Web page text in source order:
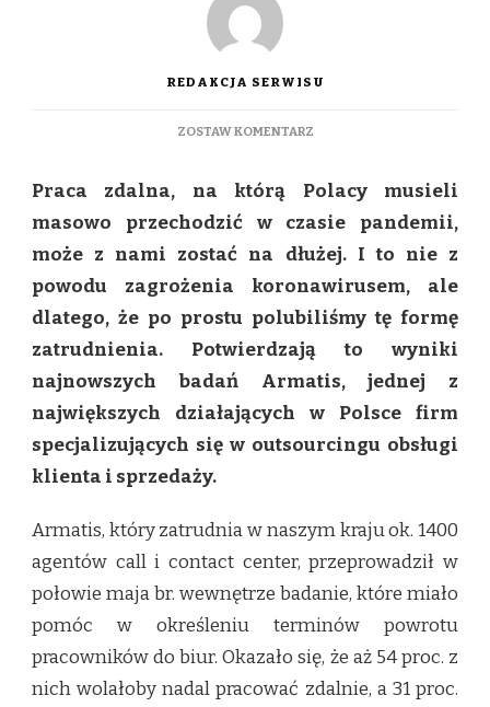
REDAKCJA SERWISU
ZOSTAW KOMENTARZDO
ZOSTANIE
NAMI
NA
DŁUŻEJ
Praca zdalna, na którą Polacy musieli
masowo przechodzić w czasie pandemii,
może z nami zostać na dłużej. I to nie z
powodu zagrożenia koronawirusem, ale
dlatego, że po prostu polubiliśmy tę formę
zatrudnienia. Potwierdzają to wyniki
najnowszych badań Armatis, jednej z
największych działających w Polsce firm
specjalizujących się w outsourcingu obsługi
klienta i sprzedaży.
Armatis, który zatrudnia w naszym kraju ok. 1400
agentów call i contact center, przeprowadził w
połowie maja br. wewnętrze badanie, które miało
pomóc w określeniu terminów powrotu
pracowników do biur. Okazało się, że aż 54 proc. z
nich wolałoby nadal pracować zdalnie, a 31 proc.